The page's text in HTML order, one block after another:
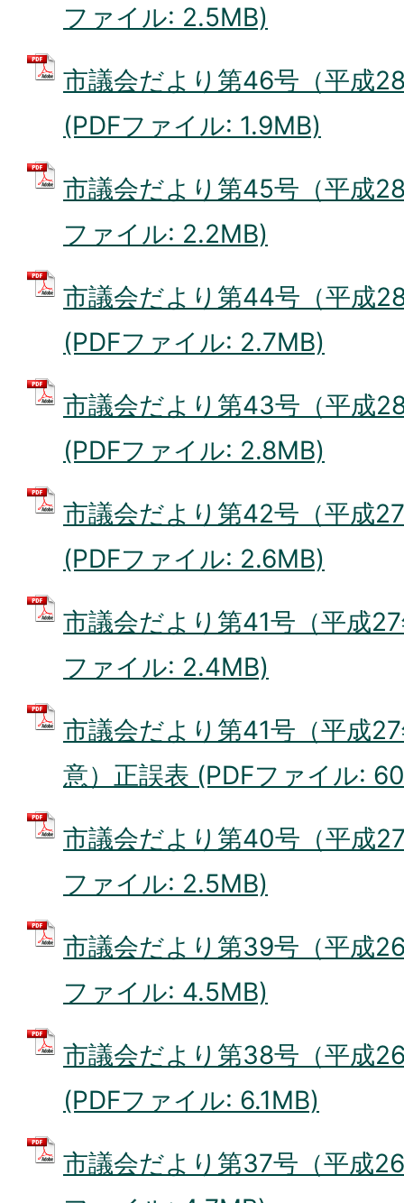
ファイル: 2.5MB)
市議会だより第46号（平成
(PDFファイル: 1.9MB)
市議会だより第45号（平成
ファイル: 2.2MB)
市議会だより第44号（平成
(PDFファイル: 2.7MB)
市議会だより第43号（平成
(PDFファイル: 2.8MB)
市議会だより第42号（平成
(PDFファイル: 2.6MB)
市議会だより第41号（平成
ファイル: 2.4MB)
市議会だより第41号（平成
意）正誤表 (PDFファイル:
市議会だより第40号（平成
ファイル: 2.5MB)
市議会だより第39号（平成
ファイル: 4.5MB)
市議会だより第38号（平成
(PDFファイル: 6.1MB)
市議会だより第37号（平成